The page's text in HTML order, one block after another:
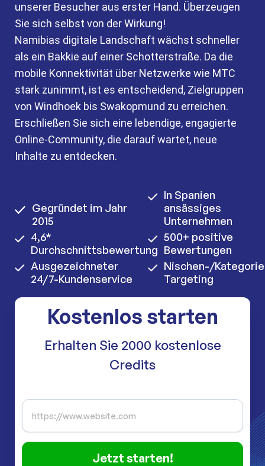
unserer Besucher aus erster Hand. Überzeugen
Sie sich selbst von der Wirkung!
Namibias digitale Landschaft wächst schneller
als ein Bakkie auf einer Schotterstraße. Da die
mobile Konnektivität über Netzwerke wie MTC
stark zunimmt, ist es entscheidend, Zielgruppen
von Windhoek bis Swakopmund zu erreichen.
Erschließen Sie sich eine lebendige, engagierte
Online-Community, die darauf wartet, neue
Inhalte zu entdecken.
Gegründet im Jahr
2015
4,6*
Durchschnittsbewertung
Ausgezeichneter
24/7-Kundenservice
In Spanien
ansässiges
Unternehmen
500+ positive
Bewertungen
Nischen-/
Targeting
Kostenlos starten
Erhalten Sie 2000 kostenlose
Credits
Jetzt starten!